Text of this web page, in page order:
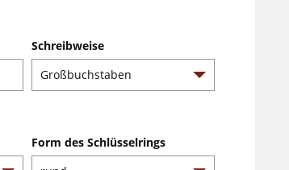
Schreibweise
Form des Schlüsselrings